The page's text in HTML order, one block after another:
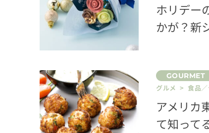
ホリデー
かが？新
グルメ > 食品／
アメリカ
て知って